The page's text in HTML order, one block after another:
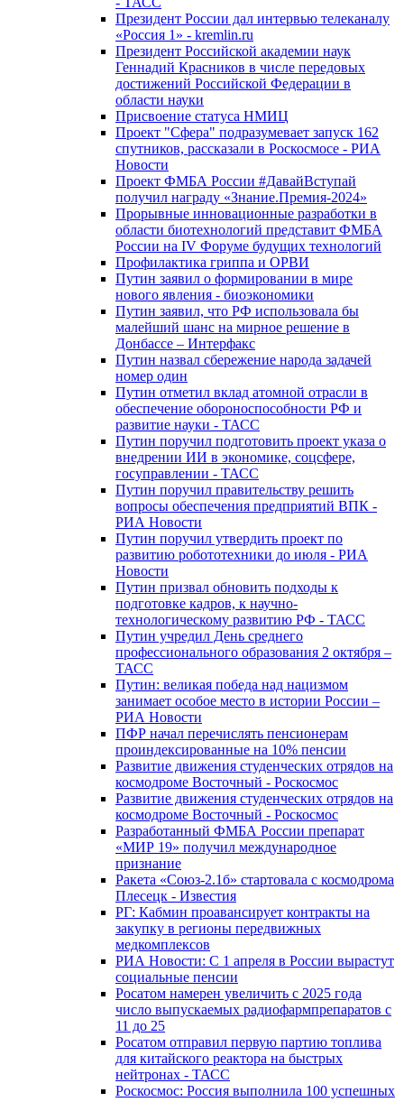
Президент России дал интервью телеканалу
«Россия 1» - kremlin.ru
Президент Российской академии наук
Геннадий Красников в числе передовых
достижений Российской Федерации в
области науки
Присвоение статуса НМИЦ
Проект "Сфера" подразумевает запуск 162
спутников, рассказали в Роскосмосе - РИА
Новости
Проект ФМБА России #ДавайВступай
получил награду «Знание.Премия-2024»
Прорывные инновационные разработки в
области биотехнологий представит ФМБА
России на IV Форуме будущих технологий
Профилактика гриппа и ОРВИ
Путин заявил о формировании в мире
нового явления - биоэкономики
Путин заявил, что РФ использовала бы
малейший шанс на мирное решение в
Донбассе – Интерфакс
Путин назвал сбережение народа задачей
номер один
Путин отметил вклад атомной отрасли в
обеспечение обороноспособности РФ и
развитие науки - ТАСС
Путин поручил подготовить проект указа о
внедрении ИИ в экономике, соцсфере,
госуправлении - ТАСС
Путин поручил правительству решить
вопросы обеспечения предприятий ВПК -
РИА Новости
Путин поручил утвердить проект по
развитию робототехники до июля - РИА
Новости
Путин призвал обновить подходы к
подготовке кадров, к научно-
технологическому развитию РФ - ТАСС
Путин учредил День среднего
профессионального образования 2 октября –
ТАСС
Путин: великая победа над нацизмом
занимает особое место в истории России –
РИА Новости
ПФР начал перечислять пенсионерам
проиндексированные на 10% пенсии
Развитие движения студенческих отрядов на
космодроме Восточный - Роскосмос
Развитие движения студенческих отрядов на
космодроме Восточный - Роскосмос
Разработанный ФМБА России препарат
«МИР 19» получил международное
признание
Ракета «Союз-2.1б» стартовала с космодрома
Плесецк - Известия
РГ: Кабмин проавансирует контракты на
закупку в регионы передвижных
медкомплексов
РИА Новости: С 1 апреля в России вырастут
социальные пенсии
Росатом намерен увеличить с 2025 года
число выпускаемых радиофармпрепаратов с
11 до 25
Росатом отправил первую партию топлива
для китайского реактора на быстрых
нейтронах - ТАСС
Роскосмос: Россия выполнила 100 успешных